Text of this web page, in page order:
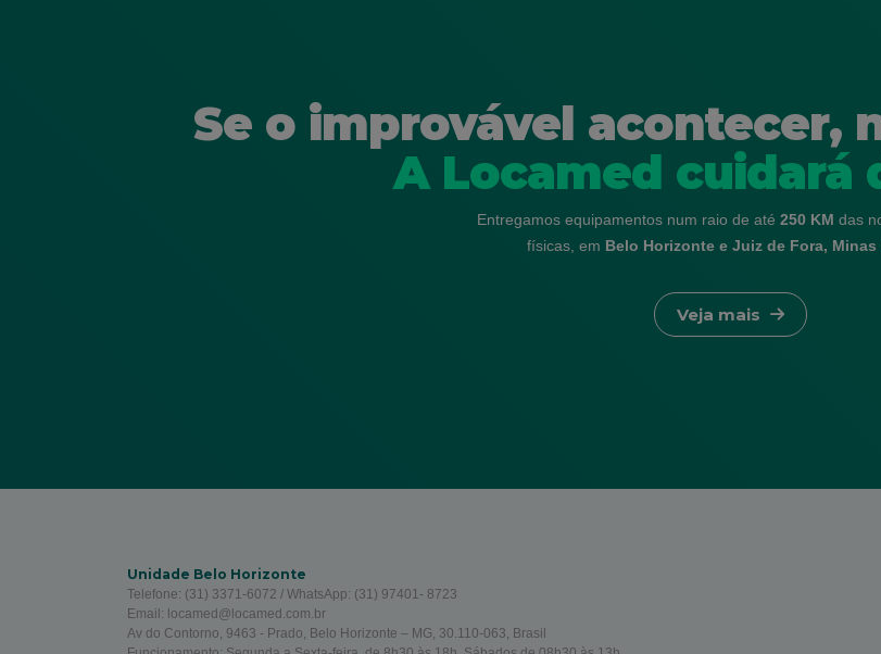
Se o improvável acontecer,
A Locamed cuidará
Entregamos equipamentos num raio de até 250 KM das
físicas, em Belo Horizonte e Juiz de Fora, Minas
Veja mais
Unidade Belo Horizonte
Telefone: (31) 3371-6072 / WhatsApp: (31) 97401- 8723
Email: locamed@locamed.com.br
Av do Contorno, 9463 - Prado, Belo Horizonte – MG, 30.110-063, Brasil